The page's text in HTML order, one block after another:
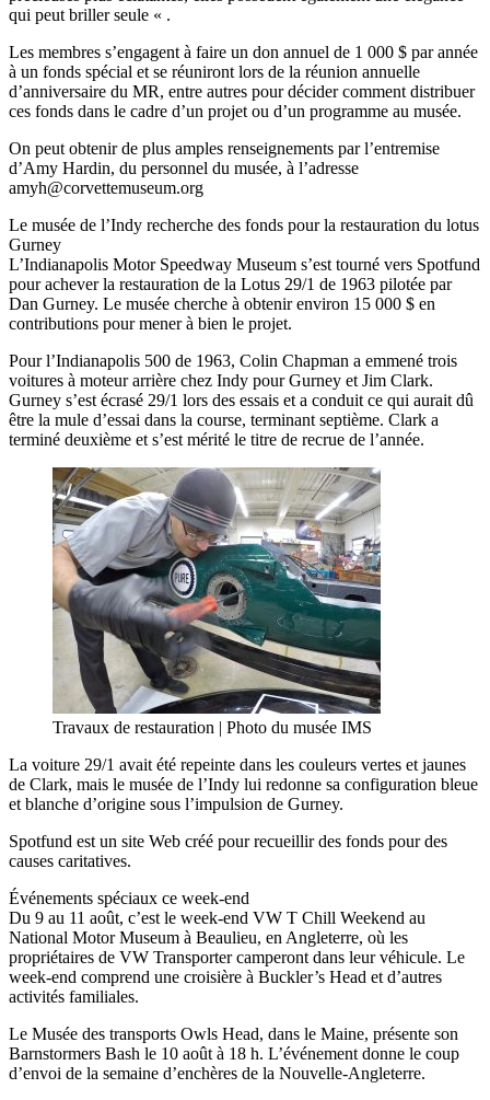
qui peut briller seule « .
Les membres s’engagent à faire un don annuel de 1 000 $ par année
à un fonds spécial et se réuniront lors de la réunion annuelle
d’anniversaire du MR, entre autres pour décider comment distribuer
ces fonds dans le cadre d’un projet ou d’un programme au musée.
On peut obtenir de plus amples renseignements par l’entremise
d’Amy Hardin, du personnel du musée, à l’adresse
amyh@corvettemuseum.org
Le musée de l’Indy recherche des fonds pour la restauration du lotus
Gurney
L’Indianapolis Motor Speedway Museum s’est tourné vers Spotfund
pour achever la restauration de la Lotus 29/1 de 1963 pilotée par
Dan Gurney. Le musée cherche à obtenir environ 15 000 $ en
contributions pour mener à bien le projet.
Pour l’Indianapolis 500 de 1963, Colin Chapman a emmené trois
voitures à moteur arrière chez Indy pour Gurney et Jim Clark.
Gurney s’est écrasé 29/1 lors des essais et a conduit ce qui aurait dû
être la mule d’essai dans la course, terminant septième. Clark a
terminé deuxième et s’est mérité le titre de recrue de l’année.
Travaux de restauration | Photo du musée IMS
La voiture 29/1 avait été repeinte dans les couleurs vertes et jaunes
de Clark, mais le musée de l’Indy lui redonne sa configuration bleue
et blanche d’origine sous l’impulsion de Gurney.
Spotfund est un site Web créé pour recueillir des fonds pour des
causes caritatives.
Événements spéciaux ce week-end
Du 9 au 11 août, c’est le week-end VW T Chill Weekend au
National Motor Museum à Beaulieu, en Angleterre, où les
propriétaires de VW Transporter camperont dans leur véhicule. Le
week-end comprend une croisière à Buckler’s Head et d’autres
activités familiales.
Le Musée des transports Owls Head, dans le Maine, présente son
Barnstormers Bash le 10 août à 18 h. L’événement donne le coup
d’envoi de la semaine d’enchères de la Nouvelle-Angleterre.